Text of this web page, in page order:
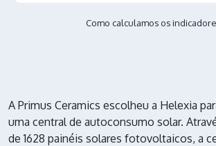
Como calculamos os
A Primus Ceramics escolheu a Helexia
uma central de autoconsumo solar.
de 1628 painéis solares fotovoltaicos, a